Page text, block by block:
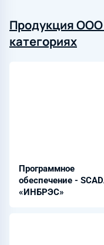
Продукция
категориях
Программное
обеспечение -
«ИНБРЭС»